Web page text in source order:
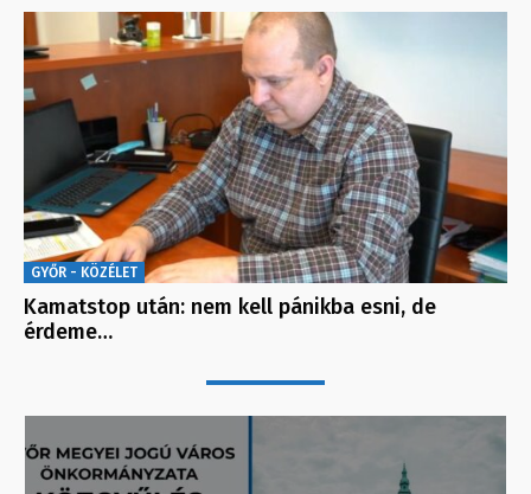
GYŐR - KÖZÉLET
Kamatstop után: nem kell pánikba esni, de
érdeme…